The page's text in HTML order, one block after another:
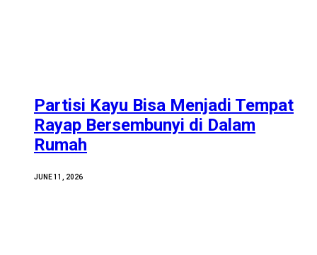
Partisi Kayu Bisa Menjadi Tempat
Rayap Bersembunyi di Dalam
Rumah
JUNE 11, 2026